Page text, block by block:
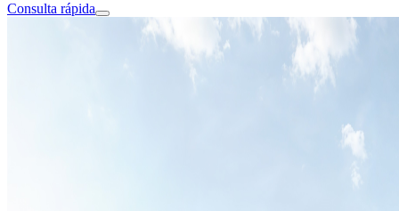
Consulta rápida